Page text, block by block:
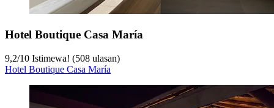
Hotel Boutique Casa María
9,2/10 Istimewa! (508 ulasan)
Hotel Boutique Casa María